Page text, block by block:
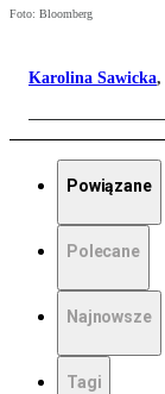
Foto: Bloomberg
Karolina Sawicka,
Powiązane
Polecane
Najnowsze
Tagi